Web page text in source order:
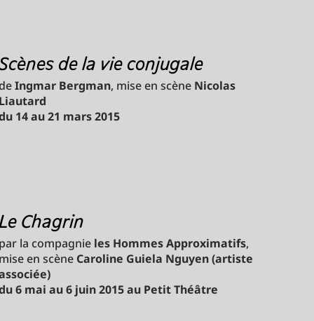
de la vie conjugale
Ingmar Bergman, mise en scène Nicolas
Liautard
14 au 21 mars 2015
Chagrin
par la compagnie les Hommes Approximatifs,
mise en scène Caroline Guiela Nguyen (artiste
6 mai au 6 juin 2015 au Petit Théâtre